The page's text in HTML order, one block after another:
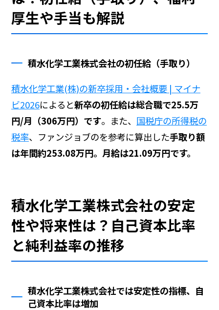
厚生や手当も解説
積水化学工業株式会社の初任給（手取り）
積水化学工業(株)の新卒採用・会社概要 | マイナ
ビ2026によると新卒の初任給は総合職で25.5万
円/月（306万円）です。また、 国税庁の所得税の
税率、ファンジョブのを参考に算出した手取り額
は年間約253.08万円。月給は21.09万円です。
積水化学工業株式会社の安定
性や将来性は？自己資本比率
と純利益率の推移
積水化学工業株式会社では安定性の指標、自
己資本比率は増加